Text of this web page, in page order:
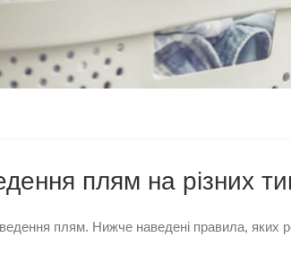
плям на різних
плям. Нижче наведені правила, яких